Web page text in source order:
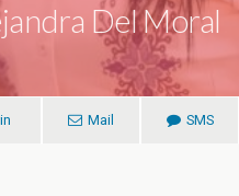
Del Moral
Mail SMS